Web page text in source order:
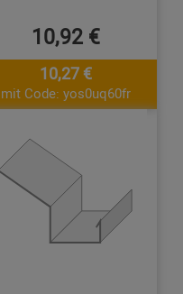
10,92 €
10,27 €
mit Code: yos0uq60fr